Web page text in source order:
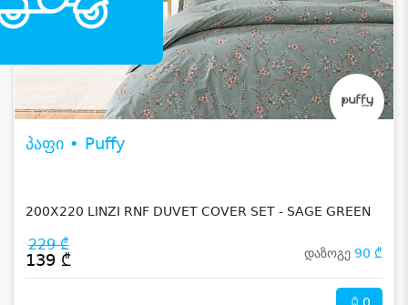
პაფი • Puffy
200X220 LINZI RNF DUVET COVER SET - SAGE GREEN
229 ₾
139 ₾ დაზოგე 90 ₾
0